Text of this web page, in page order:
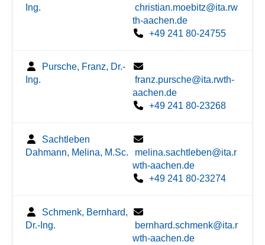
Ing.
christian.moebitz@ita.rw
th-aachen.de
+49 241 80-24755
Pursche, Franz, Dr.-
Ing.
franz.pursche@ita.rwth-
aachen.de
+49 241 80-23268
Sachtleben
Dahmann, Melina, M.Sc.
melina.sachtleben@ita.r
wth-aachen.de
+49 241 80-23274
Schmenk, Bernhard,
Dr.-Ing.
bernhard.schmenk@ita.r
wth-aachen.de